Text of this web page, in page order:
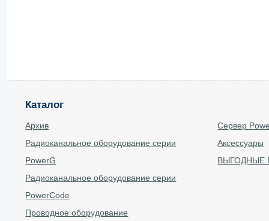
Каталог
Архив
Радиоканальное оборудование серии
PowerG
Радиоканальное оборудование серии
PowerCode
Проводное оборудование
Сервер
Аксессуары
ВЫГОДНЫЕ